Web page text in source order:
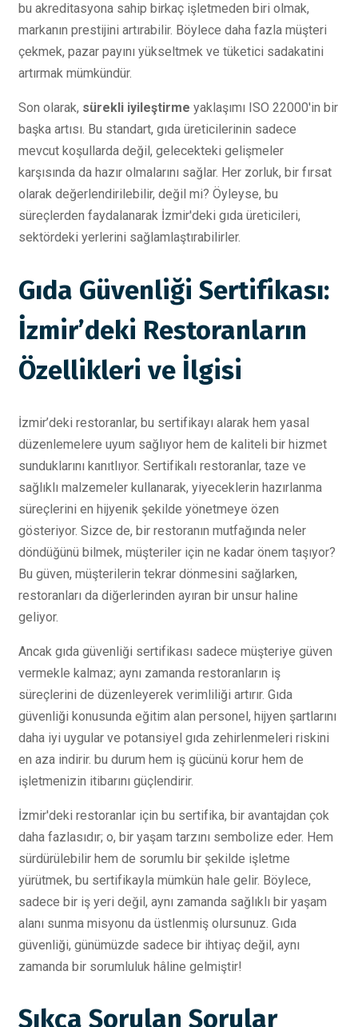
bu akreditasyona sahip birkaç işletmeden biri olmak,
markanın prestijini artırabilir. Böylece daha fazla müşteri
çekmek, pazar payını yükseltmek ve tüketici sadakatini
artırmak mümkündür.
Son olarak, sürekli iyileştirme yaklaşımı ISO 22000'in bir
başka artısı. Bu standart, gıda üreticilerinin sadece
mevcut koşullarda değil, gelecekteki gelişmeler
karşısında da hazır olmalarını sağlar. Her zorluk, bir fırsat
olarak değerlendirilebilir, değil mi? Öyleyse, bu
süreçlerden faydalanarak İzmir'deki gıda üreticileri,
sektördeki yerlerini sağlamlaştırabilirler.
Gıda Güvenliği Sertifikası:
İzmir’deki Restoranların
Özellikleri ve İlgisi
İzmir’deki restoranlar, bu sertifikayı alarak hem yasal
düzenlemelere uyum sağlıyor hem de kaliteli bir hizmet
sunduklarını kanıtlıyor. Sertifikalı restoranlar, taze ve
sağlıklı malzemeler kullanarak, yiyeceklerin hazırlanma
süreçlerini en hijyenik şekilde yönetmeye özen
gösteriyor. Sizce de, bir restoranın mutfağında neler
döndüğünü bilmek, müşteriler için ne kadar önem taşıyor?
Bu güven, müşterilerin tekrar dönmesini sağlarken,
restoranları da diğerlerinden ayıran bir unsur haline
geliyor.
Ancak gıda güvenliği sertifikası sadece müşteriye güven
vermekle kalmaz; aynı zamanda restoranların iş
süreçlerini de düzenleyerek verimliliği artırır. Gıda
güvenliği konusunda eğitim alan personel, hijyen şartlarını
daha iyi uygular ve potansiyel gıda zehirlenmeleri riskini
en aza indirir. bu durum hem iş gücünü korur hem de
işletmenizin itibarını güçlendirir.
İzmir'deki restoranlar için bu sertifika, bir avantajdan çok
daha fazlasıdır; o, bir yaşam tarzını sembolize eder. Hem
sürdürülebilir hem de sorumlu bir şekilde işletme
yürütmek, bu sertifikayla mümkün hale gelir. Böylece,
sadece bir iş yeri değil, aynı zamanda sağlıklı bir yaşam
alanı sunma misyonu da üstlenmiş olursunuz. Gıda
güvenliği, günümüzde sadece bir ihtiyaç değil, aynı
zamanda bir sorumluluk hâline gelmiştir!
Sıkça Sorulan Sorular